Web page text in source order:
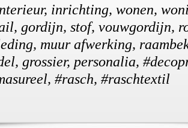
inrichting, wonen,
gordijn, stof, vouwgordijn,
muur afwerking,
grossier, personalia,
#rasch, #raschtextil